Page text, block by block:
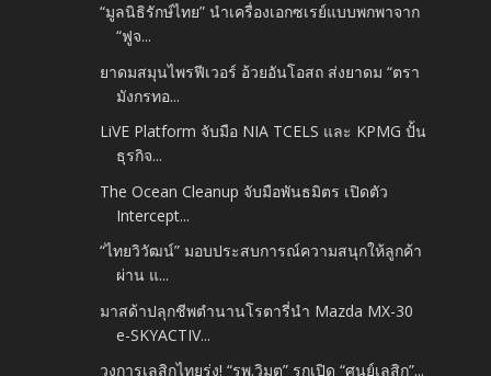
“มูลนิธิรักษ์ไทย” นำเครื่องเอกซเรย์แบบพกพาจาก
“ฟูจ...
ยาดมสมุนไพรฟีเวอร์ อ้วยอันโอสถ ส่งยาดม “ตรา
มังกรทอ...
LiVE Platform จับมือ NIA TCELS และ KPMG ปั้น
ธุรกิจ...
The Ocean Cleanup จับมือพันธมิตร เปิดตัว
Intercept...
“ไทยวิวัฒน์” มอบประสบการณ์ความสนุกให้ลูกค้า
ผ่าน แ...
มาสด้าปลุกชีพตำนานโรตารี่นำ Mazda MX-30
e-SKYACTIV...
วงการเลสิกไทยรุ่ง! “รพ.วิมุต” รุกเปิด “ศูนย์เลสิก”...